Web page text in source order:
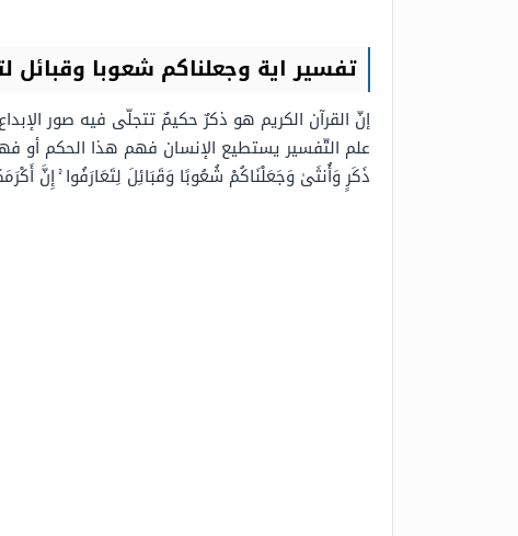
تفسير اية وجعلناكم شعوبا وقبائل
إنّ القرآن الكريم هو ذكرٌ حكيمٌ تتجلّى فيه صور
علم التّفسير يستطيع الإنسان فهم هذا الحكم أو
ذَكَرٍ وَأُنثَىٰ وَجَعَلْنَاكُمْ شُعُوبًا وَقَبَائِلَ لِتَعَارَفُوا ۚ إِنَّ